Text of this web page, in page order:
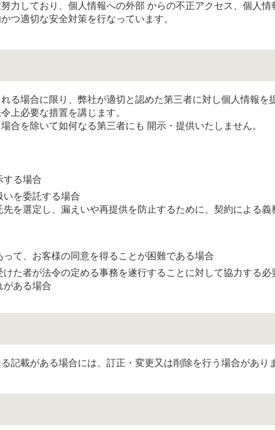
力しており、個人情報への外部 からの不正アクセス、個人
つ適切な安全対策を行なっています。
る場合に限り、弊社が適切と認めた第三者に対し個人情報を
上必要な措置を講じます。
合を除いて如何なる第三者にも 開示・提供いたしません。
する場合
を委託する場合
を選定し、漏えいや再提供を防止するために、契約による
て、お客様の同意を得ることが困難である場合
た者が法令の定める事務を遂行することに対して協力する
がある場合
記載がある場合には、訂正・変更又は削除を行う場合があり